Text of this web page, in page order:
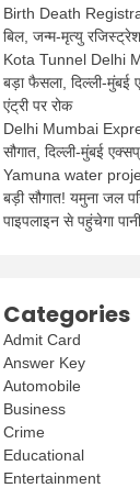
Birth Death
बिल, जन्म-मृत्यु
Kota Tunnel Delhi
बड़ा फैसला, दिल्ली-मुंबई
एंट्री पर रोक
Delhi Mumbai
सौगात, दिल्ली-मुंबई
Yamuna water
बड़ी सौगात! यमुना जल
पाइपलाइन से पहुंचेगा
Categories
Admit Card
Answer Key
Automobile
Business
Crime
Educational
Entertainment